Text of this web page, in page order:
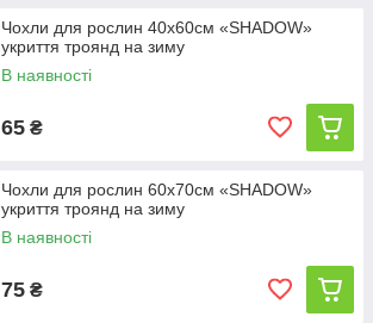
Чохли для рослин 40х60см «SHADOW»
укриття троянд на зиму
В наявності
65 ₴
Чохли для рослин 60х70см «SHADOW»
укриття троянд на зиму
В наявності
75 ₴